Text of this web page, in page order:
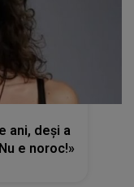
ani, deși a
e noroc!»